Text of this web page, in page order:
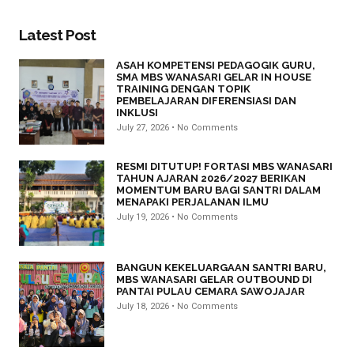
Latest Post
ASAH KOMPETENSI PEDAGOGIK GURU,
SMA MBS WANASARI GELAR IN HOUSE
TRAINING DENGAN TOPIK
PEMBELAJARAN DIFERENSIASI DAN
INKLUSI
July 27, 2026 No Comments
RESMI DITUTUP! FORTASI MBS WANASARI
TAHUN AJARAN 2026/2027 BERIKAN
MOMENTUM BARU BAGI SANTRI DALAM
MENAPAKI PERJALANAN ILMU
July 19, 2026 No Comments
BANGUN KEKELUARGAAN SANTRI BARU,
MBS WANASARI GELAR OUTBOUND DI
PANTAI PULAU CEMARA SAWOJAJAR
July 18, 2026 No Comments